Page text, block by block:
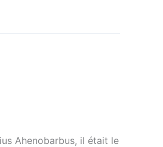
Ahenobarbus, il était le